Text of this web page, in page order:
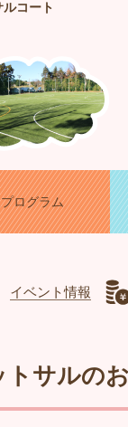
コート
ログラム
イベント情報
トサルの